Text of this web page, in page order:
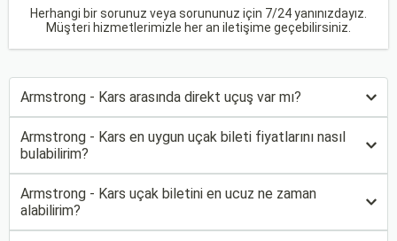
Herhangi bir sorunuz veya sorununuz için 7/24 yanınızdayız.
Müşteri hizmetlerimizle her an iletişime geçebilirsiniz.
Armstrong - Kars arasında direkt uçuş var mı?
Armstrong - Kars en uygun uçak bileti fiyatlarını nasıl
bulabilirim?
Armstrong - Kars uçak biletini en ucuz ne zaman
alabilirim?